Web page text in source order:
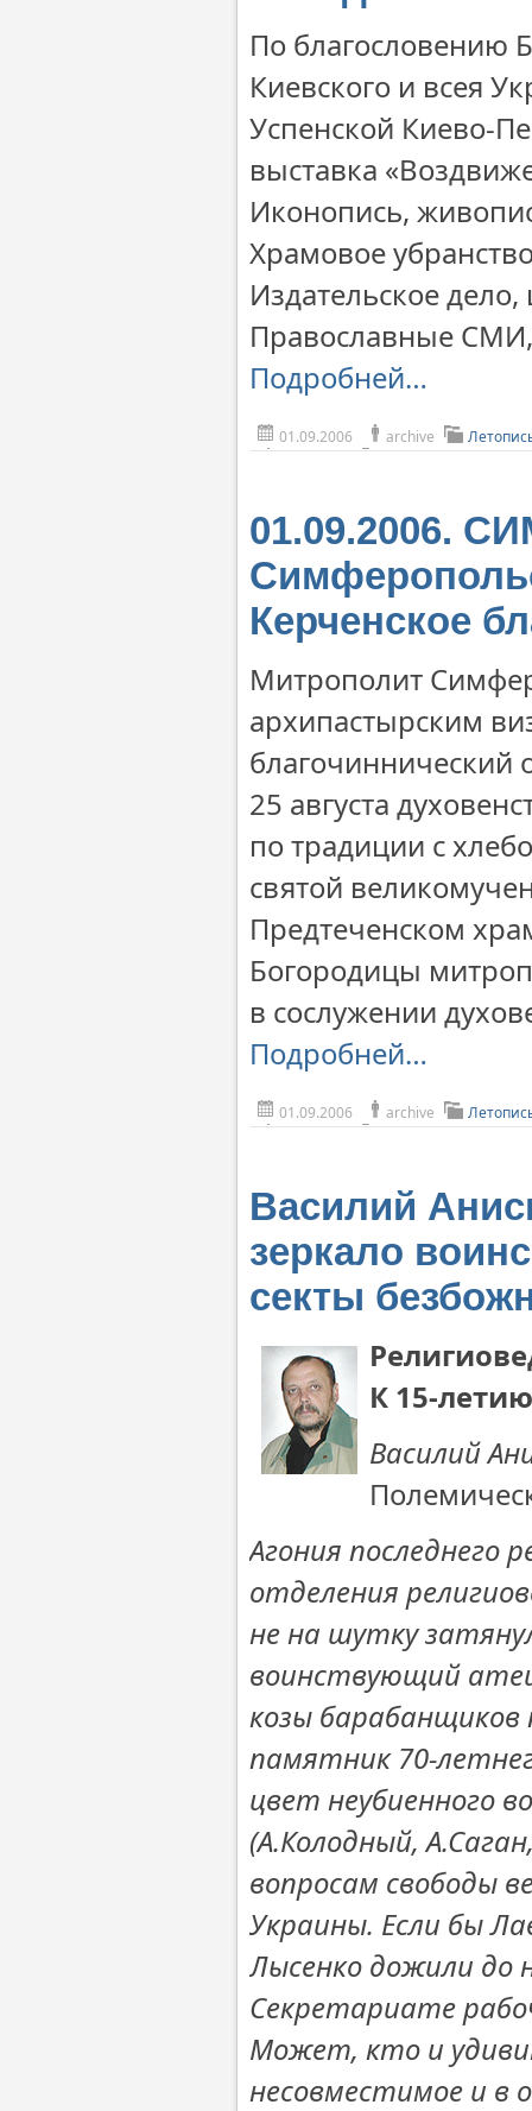
По благословению
Киевского и всея
Успенской Киево-
выставка
Иконопись,
Храмовое
Издательское
Православные
Подробней…
01.09.2006 archive
01.09.2006.
Керченское
Митрополит
архипастырским
благочиннический
25 августа
по традиции с
святой
Предтеченском
Богородицы
в сослужении
Подробней…
01.09.2006 archive
Василий
зеркало
секты
К 15-
Василий
Агония последнего
отделения
не на шутку
воинствующий
козы
памятник 70-
цвет неубиенного
(А.Колодный,
вопросам свободы
Украины. Если бы
Лысенко дожили до
Секретариате
Может, кто и
несовместимое и в